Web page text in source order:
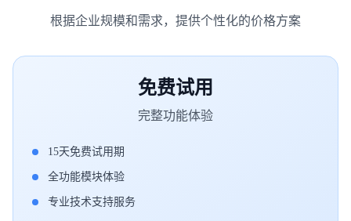
根据企业规模和需求，提供个性化的价格方案
免费试用
完整功能体验
15天免费试用期
全功能模块体验
专业技术支持服务